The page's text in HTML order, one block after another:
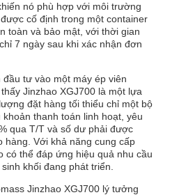
nó phù hợp với môi trường
cố định trong một container
toàn và bảo mật, với thời gian
7 ngày sau khi xác nhận đơn
tư vào một máy ép viên
Jinzhao XGJ700 là một lựa
đặt hàng tối thiểu chỉ một bộ
thanh toán linh hoạt, yêu
qua T/T và số dư phải được
hàng. Với khả năng cung cấp
có thể đáp ứng hiệu quả nhu cầu
khối đang phát triển.
Jinzhao XGJ700 lý tưởng